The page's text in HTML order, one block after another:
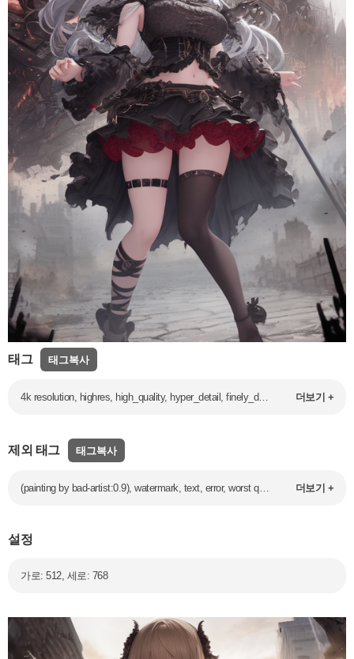
태그 태그복사
4k resolution, highres, high_quality, hyper_detail, finely_detailed,intricate_details, 1girl,demonstration,apocalypse,ruined t-shirt,ruined skirt, ruined city,sadness face, battle motion,knees_together_feet_apart,monsters attack,standing 더보기 +
제외 태그 태그복사
(painting by bad-artist:0.9), watermark, text, error, worst quality, watermark, username, artist name, bad anatomy, (Low quality:1.2), (wrong quality:1.2), loli, child 더보기 +
설정
가로: 512, 세로: 768